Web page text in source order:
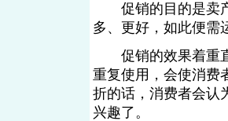
促销的目的是卖产
多、更好，如此便需
促销的效果着重直
重复使用，会使消费
折的话，消费者会认
兴趣了。